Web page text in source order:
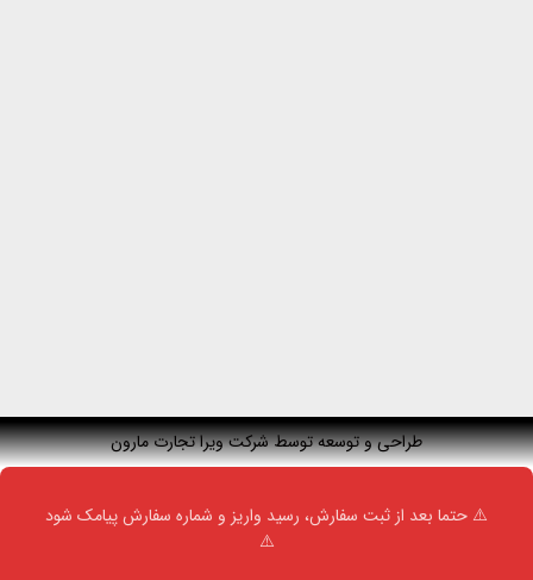
طراحی و توسعه توسط شرکت ویرا تجارت مارون
⚠️ حتما بعد از ثبت سفارش، رسید واریز و شماره سفارش پیامک شود
⚠️